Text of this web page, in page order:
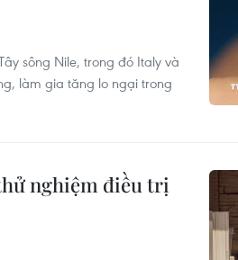
sông Nile, trong đó Italy và
làm gia tăng lo ngại trong
nghiệm điều trị